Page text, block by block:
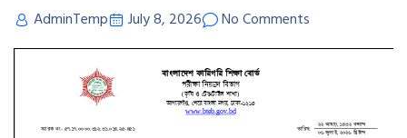
AdminTemp July 8, 2026 No Comments